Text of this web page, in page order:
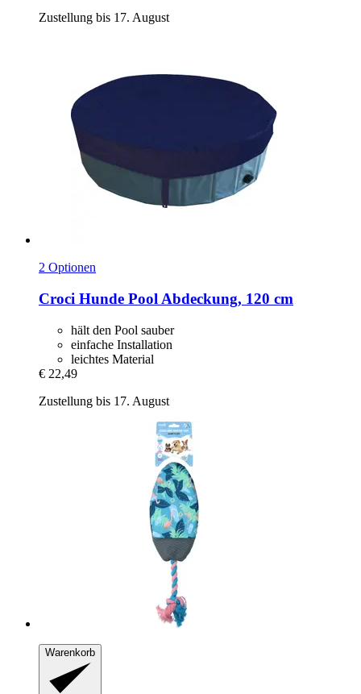
Zustellung bis 17. August
2 Optionen
Croci Hunde Pool Abdeckung, 120 cm
hält den Pool sauber
einfache Installation
leichtes Material
€ 22,49
Zustellung bis 17. August
Warenkorb